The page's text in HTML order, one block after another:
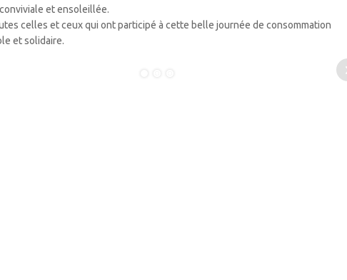
et ensoleillée.
celles et ceux qui ont participé à cette belle journée de consommation
et solidaire.